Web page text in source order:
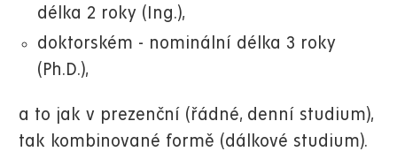
délka 2 roky (Ing.),
doktorském - nominální délka 3 roky
(Ph.D.),
a to jak v prezenční (řádné, denní studium),
tak kombinované formě (dálkové studium).